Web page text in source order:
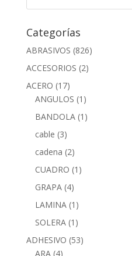
Categorías
ABRASIVOS (826)
ACCESORIOS (2)
ACERO (17)
ANGULOS (1)
BANDOLA (1)
cable (3)
cadena (2)
CUADRO (1)
GRAPA (4)
LAMINA (1)
SOLERA (1)
ADHESIVO (53)
ARA (4)